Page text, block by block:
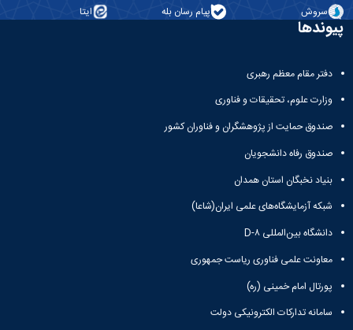
پژوهش
و
سروش پیام رسان بله ایتا
پیوندها
دفتر مقام معظم رهبری
وزارت علوم، تحقیقات و فناوری
صندوق حمایت از پژوهشگران و فناوران کشور
صندوق رفاه دانشجویان
بنیاد نخبگان استان همدان
شبکه آزمایشگاه‌های علمی ایران(شاعا)
دانشگاه بین‌المللی D-۸
معاونت علمی فناوری ریاست جمهوری
پورتال امام خمینی (ره)
سامانه تدارکات الکترونیکی دولت